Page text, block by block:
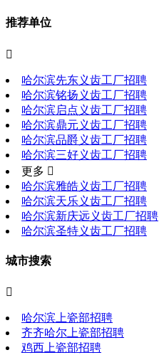
推荐单位

哈尔滨先东义齿工厂招聘
哈尔滨铭扬义齿工厂招聘
哈尔滨启点义齿工厂招聘
哈尔滨鼎元义齿工厂招聘
哈尔滨品爵义齿工厂招聘
哈尔滨三好义齿工厂招聘
更多 
哈尔滨雅皓义齿工厂招聘
哈尔滨天乐义齿工厂招聘
哈尔滨新庆远义齿工厂招聘
哈尔滨圣特义齿工厂招聘
城市搜索

哈尔滨上瓷部招聘
齐齐哈尔上瓷部招聘
鸡西上瓷部招聘